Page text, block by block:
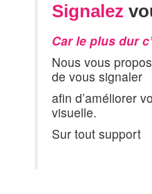
Signalez
Car le plus dur
Nous vous
de vous signaler
afin d’améliorer
visuelle.
Sur tout support